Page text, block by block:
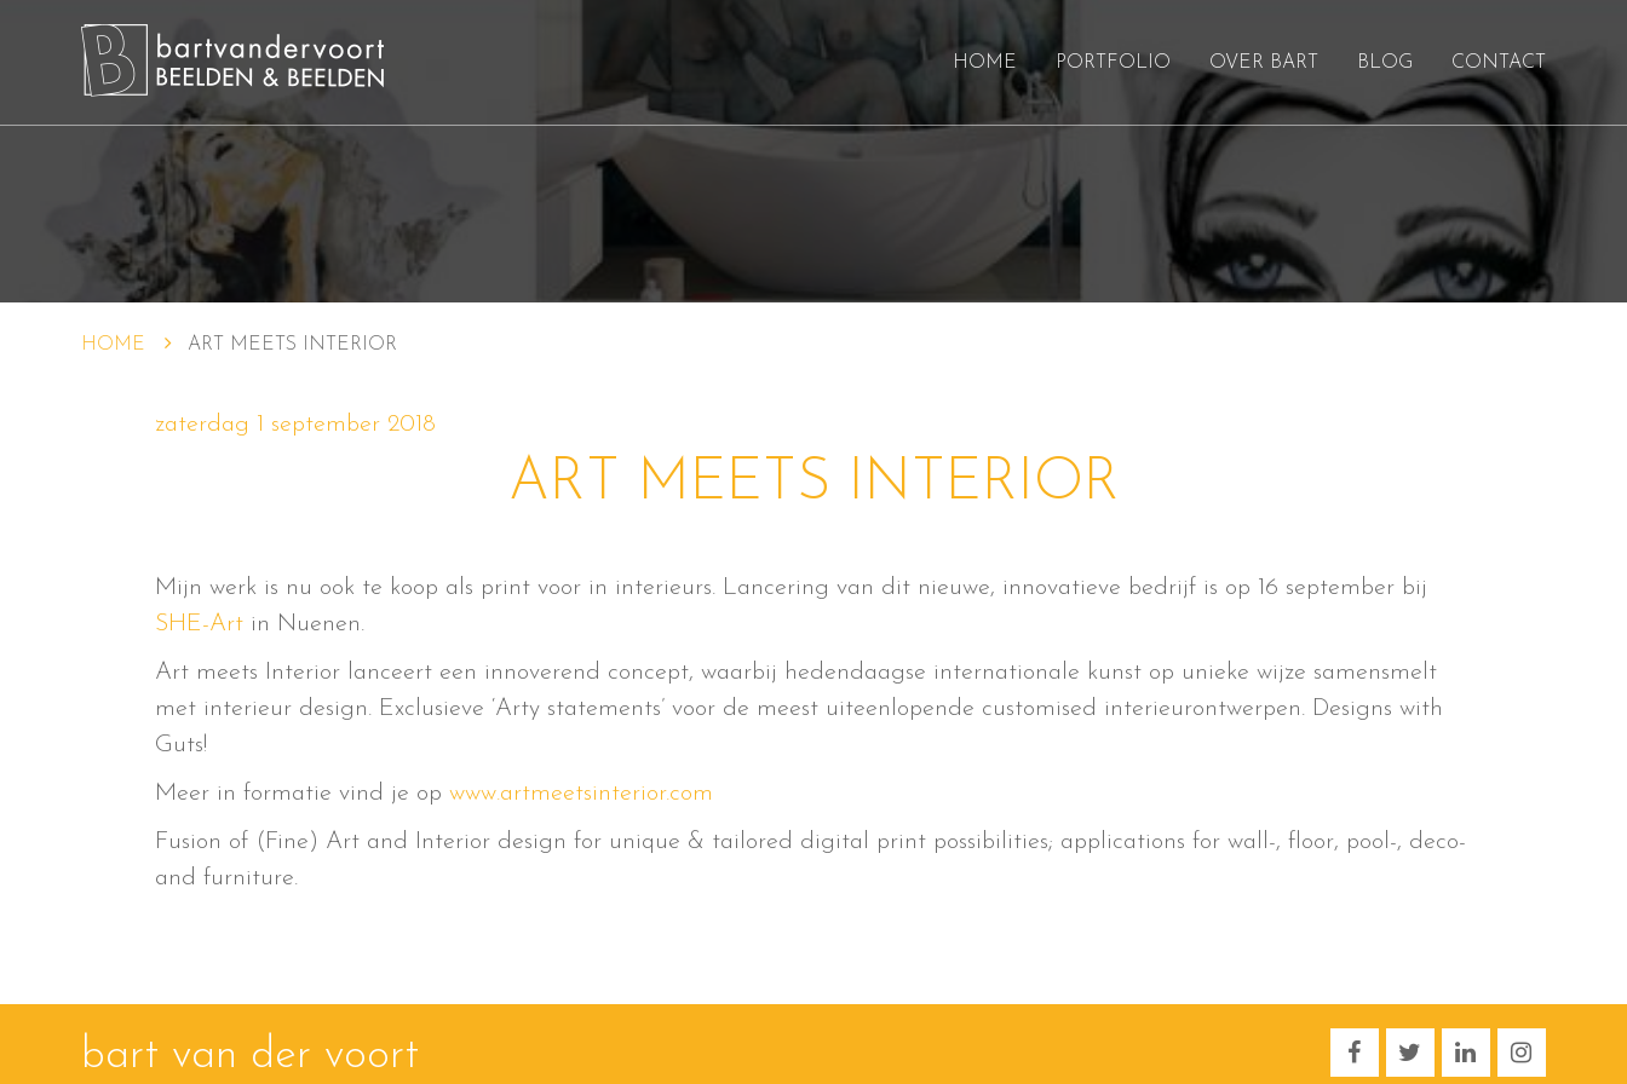
HOME PORTFOLIO OVER BART BLOG CONTACT
HOME ART MEETS INTERIOR
zaterdag 1 september 2018
ART MEETS INTERIOR
Mijn werk is nu ook te koop als print voor in interieurs. Lancering van dit nieuwe, innovatieve bedrijf is op 16 september bij
SHE-Artin Nuenen.
Art meets Interior lanceert een innoverend concept, waarbij hedendaagse internationale kunst op unieke wijze samensmelt
met interieur design. Exclusieve ‘Arty statements’ voor de meest uiteenlopende customised interieurontwerpen. Designs with
Guts!
Meer in formatie vind je op www.artmeetsinterior.com
Fusion of (Fine) Art and Interior design for unique & tailored digital print possibilities; applications for wall-, floor, pool-, deco-
and furniture.
bart van der voort